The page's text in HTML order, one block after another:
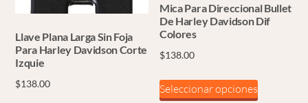
Llave Plana Larga Sin Foja
Para Harley Davidson Corte
Izquie
$138.00
Mica Para Direccional Bullet
De Harley Davidson Dif
Colores
$138.00
Seleccionar opciones
producto